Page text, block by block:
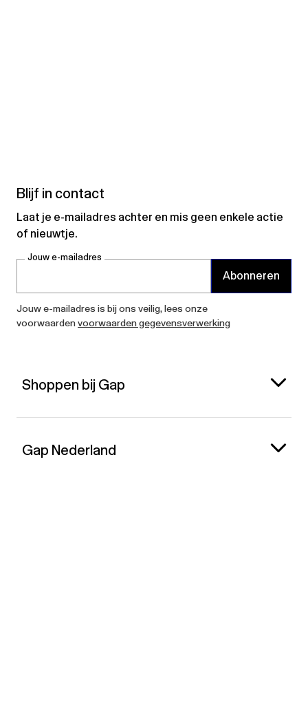
Blijf in contact
Laat je e-mailadres achter en mis geen enkele actie
of nieuwtje.
Jouw e-mailadres
Abonneren
Jouw e-mailadres is bij ons veilig, lees onze
voorwaardenvoorwaarden gegevensverwerking
Shoppen bij Gap
Gap Nederland